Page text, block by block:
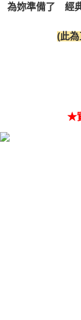
https://aftee.tw/
「AFTEE先享後付
４．使用「AFTEE
時審查核予不同之
請求用戶進行身份
５．嚴禁一人註冊
恩沛科技股份有限
每筆NT$100，滿
每筆NT$100，滿
國家/地區配送(非
為妳準備了 經
(此
★